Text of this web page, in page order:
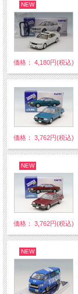
NEW
価格： 4,180円(税込)
価格： 3,762円(税込)
NEW
価格： 3,762円(税込)
NEW